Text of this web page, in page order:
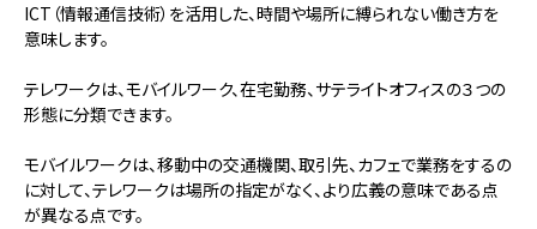
ICT（情報通信技術）を活用した、時間や場所に縛られない働き方を
意味します。
テレワークは、モバイルワーク、在宅勤務、サテライトオフィスの３つの
形態に分類できます。
モバイルワークは、移動中の交通機関、取引先、カフェで業務をするの
に対して、テレワークは場所の指定がなく、より広義の意味である点
が異なる点です。